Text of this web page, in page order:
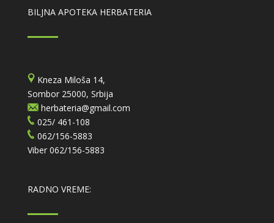
BILJNA APOTEKA HERBATERIA
Kneza Miloša 14,
Sombor 25000, Srbija
herbateria@gmail.com
025/ 461-108
062/156-5883
Viber 062/156-5883
RADNO VREME: